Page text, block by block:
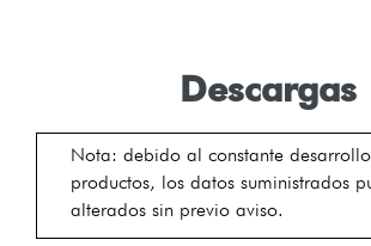
Descargas
Nota: debido al constante
productos, los datos suministrados
alterados sin previo aviso.